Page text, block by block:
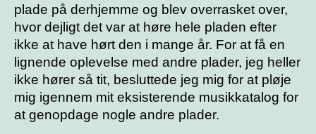
plade på derhjemme og blev overrasket over,
hvor dejligt det var at høre hele pladen efter
ikke at have hørt den i mange år. For at få en
lignende oplevelse med andre plader, jeg heller
ikke hører så tit, besluttede jeg mig for at pløje
mig igennem mit eksisterende musikkatalog for
at genopdage nogle andre plader.